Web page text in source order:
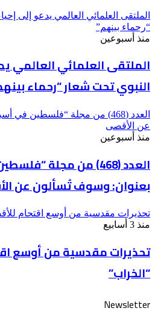
الملتقى العلمائي العالمي يدعو إلى
“رحماء بينهم”
منذ أسبوعين
الملتقى العلمائي العالمي
النبوي تحت شعار “رحماء
العدد (468) من مجلة “فلسطين
عن الأقصى
منذ أسبوعين
العدد (468) من مجلة
بعنوان: وسوف تُسألون عن
تحذيرات مقدسية من أوسع اقتحام
منذ 3 أسابيع
تحذيرات مقدسية من أوسع
“الخراب”
Newsletter